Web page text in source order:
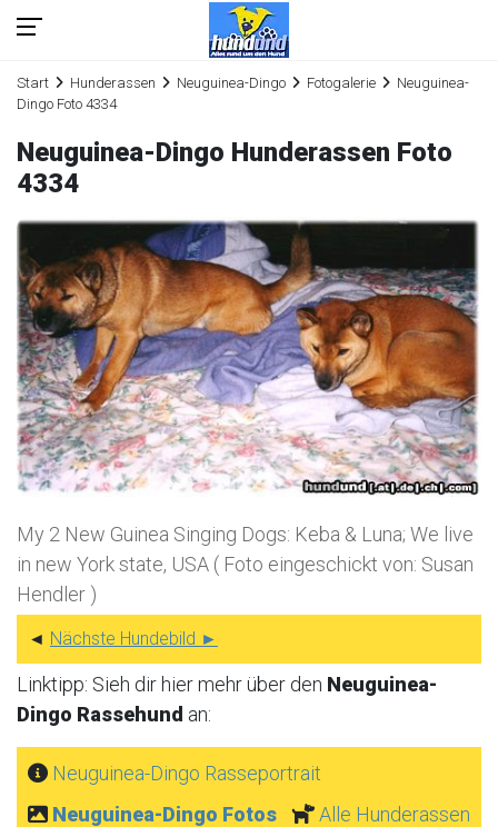
Start Hunderassen Neuguinea-Dingo Fotogalerie
Neuguinea-
Dingo Foto 4334
Neuguinea-Dingo Hunderassen Foto
4334
My 2 New Guinea Singing Dogs: Keba & Luna; We live
in new York state, USA ( Foto eingeschickt von: Susan
Hendler )
◄ Nächste Hundebild ►
Linktipp: Sieh dir hier mehr über den Neuguinea-
Dingo Rassehund an:
Neuguinea-Dingo Rasseportrait
Neuguinea-Dingo Fotos
Alle Hunderassen